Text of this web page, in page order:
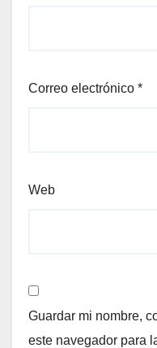
Correo electrónico *
Web
Guardar mi nombre,
este navegador para